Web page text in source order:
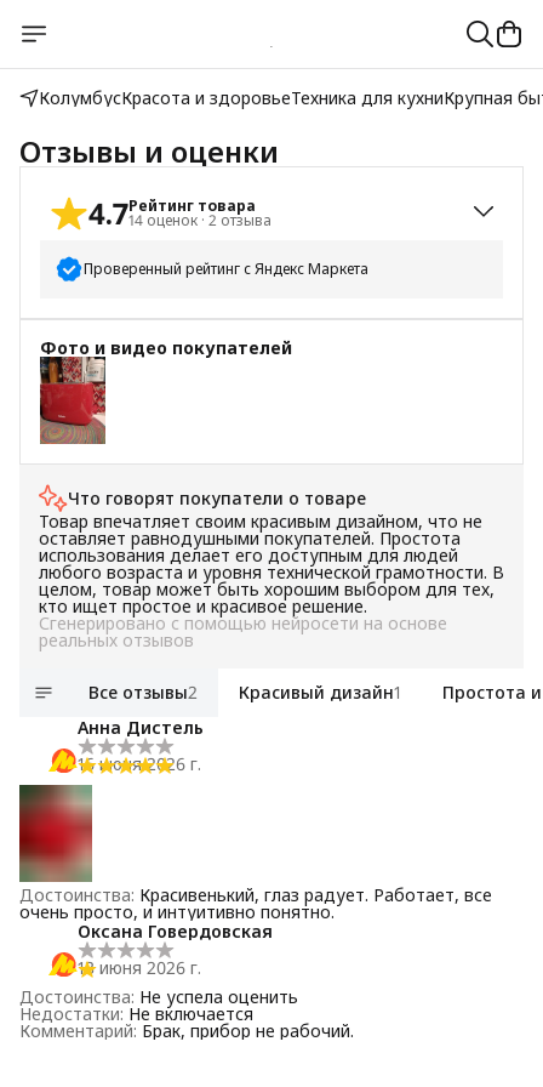
КолумбусКрасота и здоровьеТехника для кухниКрупная
Отзывы и оценки
4.7Рейтинг товара
14 оценок · 2 отзыва
Проверенный рейтинг с Яндекс Маркета
5 звёзд
13
4 звезды
3 звезды
2 звезды
1 звезда
Фото и видео покупателей
Что говорят покупатели о товаре
Товар впечатляет своим красивым дизайном, что не
оставляет равнодушными покупателей. Простота
использования делает его доступным для людей
любого возраста и уровня технической грамотности. В
целом, товар может быть хорошим выбором для тех,
кто ищет простое и красивое решение.
Сгенерировано с помощью нейросети на основе
реальных отзывов
Все отзывы2 Красивый дизайн1
Простота
Анна Дистель
16 июня 2026 г.
Достоинства: Красивенький, глаз радует. Работает, все
очень просто, и интуитивно понятно.
Оксана Говердовская
13 июня 2026 г.
Достоинства: Не успела оценить
Недостатки: Не включается
Комментарий: Брак, прибор не рабочий.